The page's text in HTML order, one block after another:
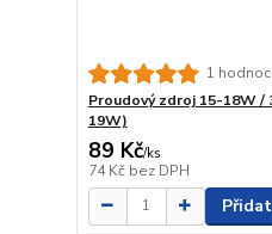
1
Proudový zdroj 15-18W /
19W)
89 Kč/ks
74 Kč bez DPH